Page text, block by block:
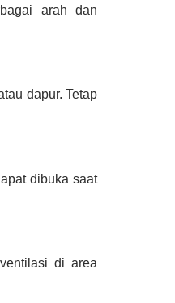
arah dan
dapur. Tetap
dibuka saat
di area